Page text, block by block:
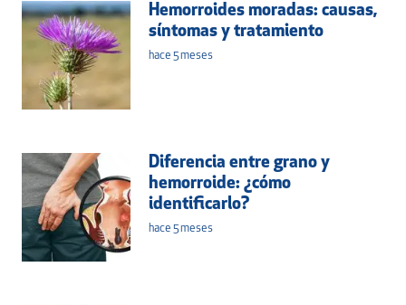
Hemorroides moradas: causas,
síntomas y tratamiento
hace 5 meses
Diferencia entre grano y
hemorroide: ¿cómo
identificarlo?
hace 5 meses